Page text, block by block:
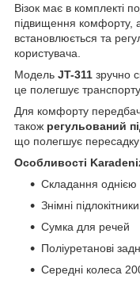
Візок має в комплекті
підвищення комфорту,
встановлюється та
користувача.
Модель JT-311 зручно
це полегшує
Для комфорту
також регульований
що полегшує пересадку
Особливості
Складання однією
Знімні підлокітники
Сумка для речей
Поліуретанові
Середні колеса